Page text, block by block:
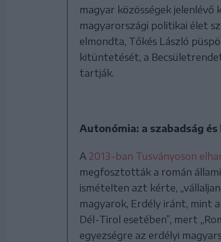
magyar közösségek
magyarországi politikai élet
elmondta, Tőkés László
kitüntetését, a
tartják.
Autonómia: a szabadság
A 2013-ban Tusványoson
megfosztották a román
ismételten azt kérte,
magyarok, Erdély iránt, mint
Dél-Tirol esetében”, mert
egyezségre az erdélyi